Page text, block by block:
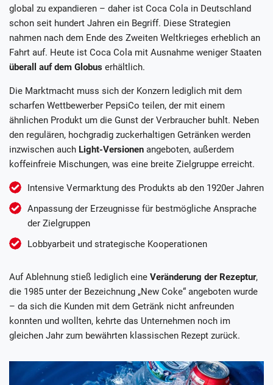
global zu expandieren – daher ist Coca Cola in Deutschland
schon seit hundert Jahren ein Begriff. Diese Strategien
nahmen nach dem Ende des Zweiten Weltkrieges erheblich an
Fahrt auf. Heute ist Coca Cola mit Ausnahme weniger Staaten
überall auf dem Globus erhältlich.
Die Marktmacht muss sich der Konzern lediglich mit dem
scharfen Wettbewerber PepsiCo teilen, der mit einem
ähnlichen Produkt um die Gunst der Verbraucher buhlt. Neben
den regulären, hochgradig zuckerhaltigen Getränken werden
inzwischen auch Light-Versionen angeboten, außerdem
koffeinfreie Mischungen, was eine breite Zielgruppe erreicht.
Intensive Vermarktung des Produkts ab den 1920er Jahren
Anpassung der Erzeugnisse für bestmögliche Ansprache
der Zielgruppen
Lobbyarbeit und strategische Kooperationen
Auf Ablehnung stieß lediglich eine Veränderung der Rezeptur,
die 1985 unter der Bezeichnung „New Coke“ angeboten wurde
– da sich die Kunden mit dem Getränk nicht anfreunden
konnten und wollten, kehrte das Unternehmen noch im
gleichen Jahr zum bewährten klassischen Rezept zurück.